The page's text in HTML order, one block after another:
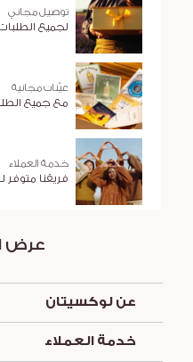
توصيل مجاني
لجميع الطلبات
عيّنات مجانية
مع جميع
خدمة العملاء
فريقنا متوفر
عرض
عن لوكسيتان
خدمة العملاء